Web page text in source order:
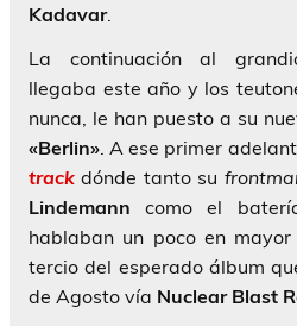
Kadavar.
La continuación al
llegaba este año y los
nunca, le han puesto a su
«Berlin» . A ese primer
track dónde tanto su
Lindemann como el
hablaban un poco en
tercio del esperado álbum
de Agosto vía Nuclear Blast